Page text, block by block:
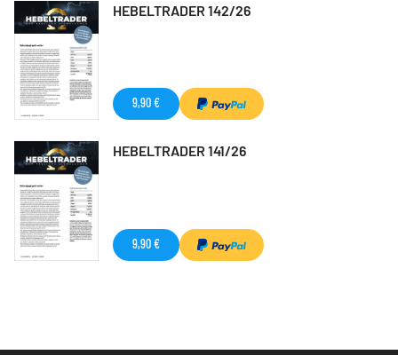
HEBELTRADER 142/26
9,90 €
HEBELTRADER 141/26
9,90 €